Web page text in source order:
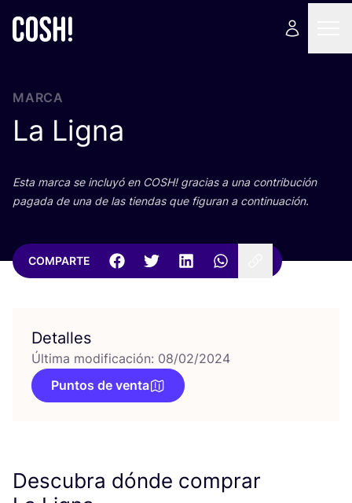
MARCA
La Ligna
Esta mar­ca se inclu­yó en COSH! gra­cias a una con­tri­bu­ción
paga­da de una de las tien­das que figu­ran a continuación.
COMPARTE
Detalles
Última modificación: 08/02/2024
Puntos de venta
Descubra dónde comprar